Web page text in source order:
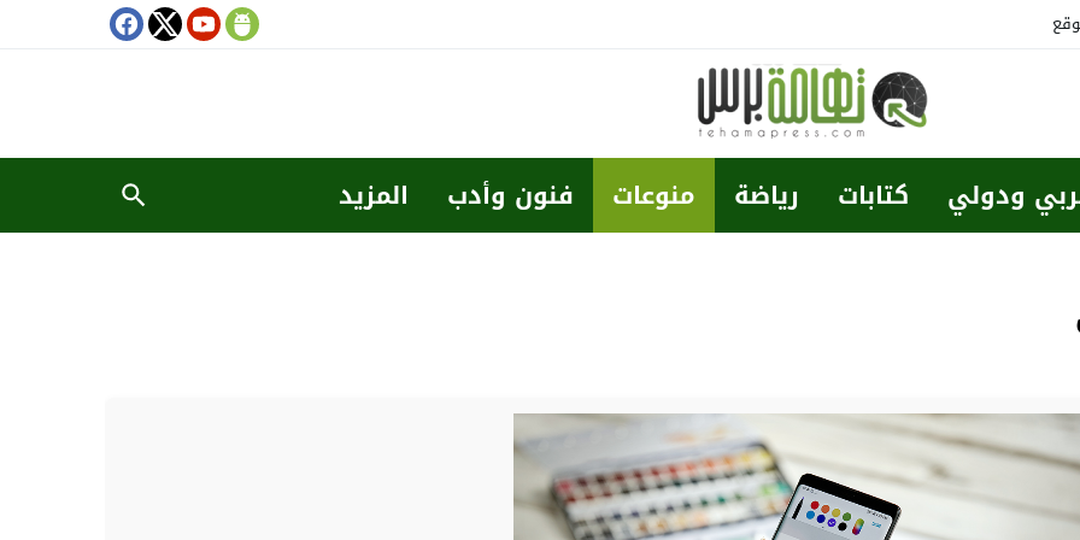
ودولي كتابات رياضة منوعات فنون وأدب المزيد